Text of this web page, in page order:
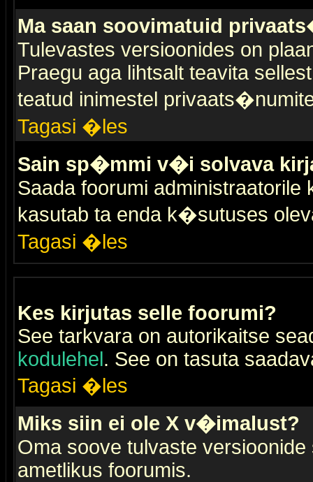
Ma saan soovimatuid
Tulevastes versioonides on
Praegu aga lihtsalt teavita
teatud inimestel
Tagasi �les
Sain sp�mmi v�i solvava
Saada foorumi
kasutab ta enda k�sutuses
Tagasi �les
Kes kirjutas selle foorumi?
See tarkvara on autorikaitse
kodulehel. See on tasuta
Tagasi �les
Miks siin ei ole X v�imalust?
Oma soove tulvaste
ametlikus foorumis.